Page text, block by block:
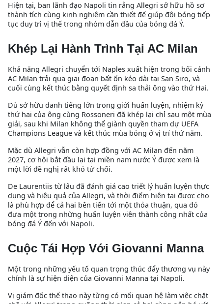
Hiện tại, ban lãnh đạo Napoli tin rằng Allegri sở hữu hồ sơ
thành tích cùng kinh nghiệm cần thiết để giúp đội bóng tiếp
tục duy trì vị thế trong nhóm dẫn đầu của bóng đá Ý.
Khép Lại Hành Trình Tại AC Milan
Khả năng Allegri chuyển tới Naples xuất hiện trong bối cảnh
AC Milan trải qua giai đoạn bất ổn kéo dài tại San Siro, và
cuối cùng kết thúc bằng quyết định sa thải ông vào thứ Hai.
Dù sở hữu danh tiếng lớn trong giới huấn luyện, nhiệm kỳ
thứ hai của ông cùng Rossoneri đã khép lại chỉ sau một mùa
giải, sau khi Milan không thể giành quyền tham dự UEFA
Champions League và kết thúc mùa bóng ở vị trí thứ năm.
Mặc dù Allegri vẫn còn hợp đồng với AC Milan đến năm
2027, cơ hội bắt đầu lại tại miền nam nước Ý được xem là
một lời đề nghị rất khó từ chối.
De Laurentiis từ lâu đã đánh giá cao triết lý huấn luyện thực
dụng và hiệu quả của Allegri, và thời điểm hiện tại được cho
là phù hợp để cả hai bên tiến tới một thỏa thuận, qua đó
đưa một trong những huấn luyện viên thành công nhất của
bóng đá Ý đến với Napoli.
Cuộc Tái Hợp Với Giovanni Manna
Một trong những yếu tố quan trọng thúc đẩy thương vụ này
chính là sự hiện diện của Giovanni Manna tại Napoli.
Vị giám đốc thể thao này từng có mối quan hệ làm việc chặt